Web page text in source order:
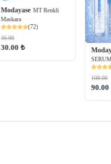
Modayase MT Renkli
Maskara
(72)
36.00
30.00 ₺
108.00
90.00